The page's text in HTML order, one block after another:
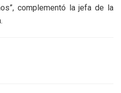
complementó la jefa de la